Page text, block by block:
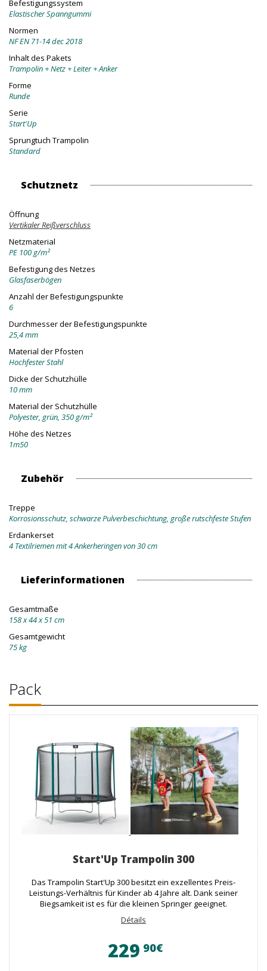
Befestigungssystem
Elastischer Spanngummi
Normen
NF EN 71-14 dec 2018
Inhalt des Pakets
Trampolin + Netz + Leiter + Anker
Forme
Runde
Serie
Start'Up
Sprungtuch Trampolin
Standard
Schutznetz
Öffnung
Vertikaler Reißverschluss
Netzmaterial
PE 100 g/m²
Befestigung des Netzes
Glasfaserbögen
Anzahl der Befestigungspunkte
6
Durchmesser der Befestigungspunkte
25,4 mm
Material der Pfosten
Hochfester Stahl
Dicke der Schutzhülle
10 mm
Material der Schutzhülle
Polyester, grün, 350 g/m²
Höhe des Netzes
1m50
Zubehör
Treppe
Korrosionsschutz, schwarze Pulverbeschichtung, große rutschfeste Stufen
Erdankerset
4 Textilriemen mit 4 Ankerheringen von 30 cm
Lieferinformationen
Gesamtmaße
158 x 44 x 51 cm
Gesamtgewicht
75 kg
Pack
Start'Up Trampolin 300
Das Trampolin Start'Up 300 besitzt ein exzellentes Preis-
Leistungs-Verhältnis für Kinder ab 4 Jahre alt. Dank seiner
Biegsamkeit ist es für die kleinen Springer geeignet.
Détails
229 90€